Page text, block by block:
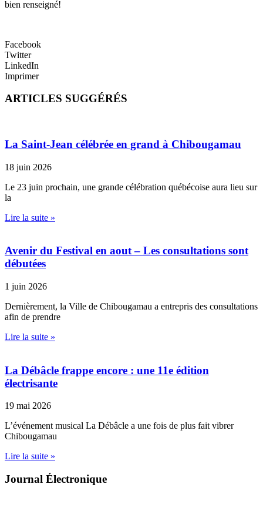
bien renseigné!
Facebook
Twitter
LinkedIn
Imprimer
ARTICLES SUGGÉRÉS
La Saint-Jean célébrée en grand à Chibougamau
18 juin 2026
Le 23 juin prochain, une grande célébration québécoise aura lieu sur
la
Lire la suite »
Avenir du Festival en aout – Les consultations sont
débutées
1 juin 2026
Dernièrement, la Ville de Chibougamau a entrepris des consultations
afin de prendre
Lire la suite »
La Débâcle frappe encore : une 11e édition
électrisante
19 mai 2026
L’événement musical La Débâcle a une fois de plus fait vibrer
Chibougamau
Lire la suite »
Journal Électronique